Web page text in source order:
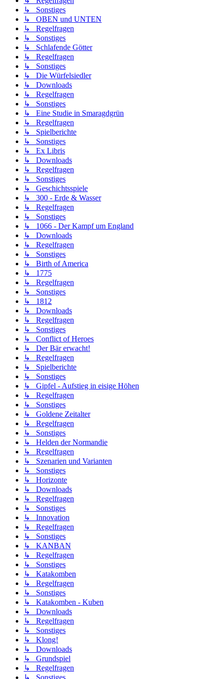
↳ Sonstiges
↳ OBEN und UNTEN
↳ Regelfragen
↳ Sonstiges
↳ Schlafende Götter
↳ Regelfragen
↳ Sonstiges
↳ Die Würfelsiedler
↳ Downloads
↳ Regelfragen
↳ Sonstiges
↳ Eine Studie in Smaragdgrün
↳ Regelfragen
↳ Spielberichte
↳ Sonstiges
↳ Ex Libris
↳ Downloads
↳ Regelfragen
↳ Sonstiges
↳ Geschichtsspiele
↳ 300 - Erde & Wasser
↳ Regelfragen
↳ Sonstiges
↳ 1066 - Der Kampf um England
↳ Downloads
↳ Regelfragen
↳ Sonstiges
↳ Birth of America
↳ 1775
↳ Regelfragen
↳ Sonstiges
↳ 1812
↳ Downloads
↳ Regelfragen
↳ Sonstiges
↳ Conflict of Heroes
↳ Der Bär erwacht!
↳ Regelfragen
↳ Spielberichte
↳ Sonstiges
↳ Gipfel - Aufstieg in eisige Höhen
↳ Regelfragen
↳ Sonstiges
↳ Goldene Zeitalter
↳ Regelfragen
↳ Sonstiges
↳ Helden der Normandie
↳ Regelfragen
↳ Szenarien und Varianten
↳ Sonstiges
↳ Horizonte
↳ Downloads
↳ Regelfragen
↳ Sonstiges
↳ Innovation
↳ Regelfragen
↳ Sonstiges
↳ KANBAN
↳ Regelfragen
↳ Sonstiges
↳ Katakomben
↳ Regelfragen
↳ Sonstiges
↳ Katakomben - Kuben
↳ Downloads
↳ Regelfragen
↳ Sonstiges
↳ Klong!
↳ Downloads
↳ Grundspiel
↳ Regelfragen